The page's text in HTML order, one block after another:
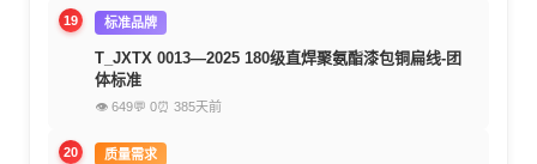
19 标准品牌
T_JXTX 0013—2025 180级直焊聚氨酯漆包铜扁线-团
体标准
👁 649💬 0⏰ 385天前
20 质量需求